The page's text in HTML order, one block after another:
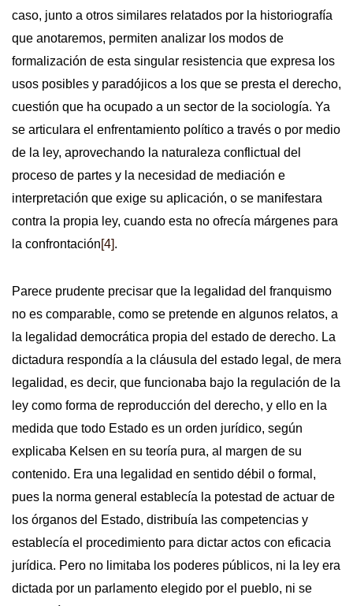
caso, junto a otros similares relatados por la historiografía
que anotaremos, permiten analizar los modos de
formalización de esta singular resistencia que expresa los
usos posibles y paradójicos a los que se presta el derecho,
cuestión que ha ocupado a un sector de la sociología. Ya
se articulara el enfrentamiento político a través o por medio
de la ley, aprovechando la naturaleza conflictual del
proceso de partes y la necesidad de mediación e
interpretación que exige su aplicación, o se manifestara
contra la propia ley, cuando esta no ofrecía márgenes para
la confrontación[4].
Parece prudente precisar que la legalidad del franquismo
no es comparable, como se pretende en algunos relatos, a
la legalidad democrática propia del estado de derecho. La
dictadura respondía a la cláusula del estado legal, de mera
legalidad, es decir, que funcionaba bajo la regulación de la
ley como forma de reproducción del derecho, y ello en la
medida que todo Estado es un orden jurídico, según
explicaba Kelsen en su teoría pura, al margen de su
contenido. Era una legalidad en sentido débil o formal,
pues la norma general establecía la potestad de actuar de
los órganos del Estado, distribuía las competencias y
establecía el procedimiento para dictar actos con eficacia
jurídica. Pero no limitaba los poderes públicos, ni la ley era
dictada por un parlamento elegido por el pueblo, ni se